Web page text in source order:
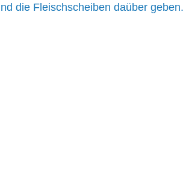
die Fleischscheiben daüber geben.